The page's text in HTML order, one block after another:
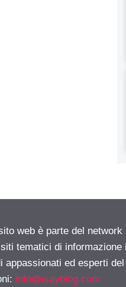
web è parte del
tematici di informazione
appassionati ed esperti
info@isayblog.com